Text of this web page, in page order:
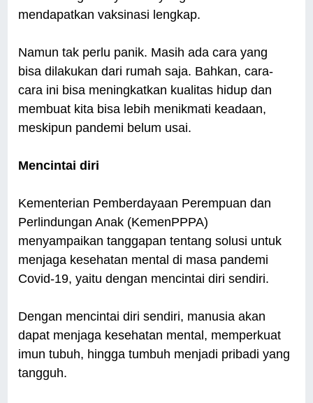
mendapatkan vaksinasi lengkap.
Namun tak perlu panik. Masih ada cara yang
bisa dilakukan dari rumah saja. Bahkan, cara-
cara ini bisa meningkatkan kualitas hidup dan
membuat kita bisa lebih menikmati keadaan,
meskipun pandemi belum usai.
Mencintai diri
Kementerian Pemberdayaan Perempuan dan
Perlindungan Anak (KemenPPPA)
menyampaikan tanggapan tentang solusi untuk
menjaga kesehatan mental di masa pandemi
Covid-19, yaitu dengan mencintai diri sendiri.
Dengan mencintai diri sendiri, manusia akan
dapat menjaga kesehatan mental, memperkuat
imun tubuh, hingga tumbuh menjadi pribadi yang
tangguh.